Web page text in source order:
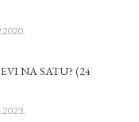
NA SATU? (24